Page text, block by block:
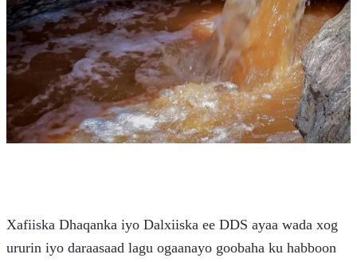
Xafiiska Dhaqanka iyo Dalxiiska ee DDS ayaa wada xog
ururin iyo daraasaad lagu ogaanayo goobaha ku habboon